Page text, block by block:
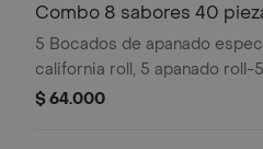
Combo 8 sabores 40
5 Bocados de apanado
california roll, 5 apanado roll-5
avocado roll. 5 dinamita roll, 5
$ 64.000